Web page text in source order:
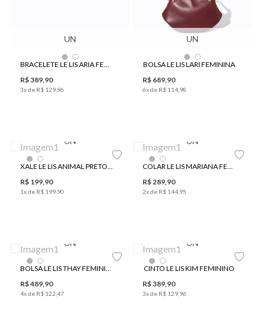
UN
BRACELETE LE LIS ARIA FEMININO
R$389,90
3x de R$ 129 96
UN
BOLSA LE LIS LARI FEMININA
R$ 689,90
6x de R$ 114 98
UN
XALE LE LIS ANIMAL PRETO FEMININO
R$ 199,90
1x de R$ 199 90
UN
COLAR LE LIS MARIANA FEMININO
R$289,90
2x de R$ 144 95
UN
BOLSA LE LIS THAY FEMININA
R$489,90
4x de R$ 122 47
UN
CINTO LE LIS KIM FEMININO
R$389,90
3x de R$ 129 96